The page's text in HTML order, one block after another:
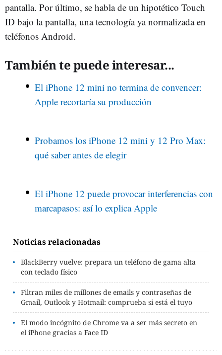
pantalla. Por último, se habla de un hipotético Touch
ID bajo la pantalla, una tecnología ya normalizada en
teléfonos Android.
También te puede interesar...
El iPhone 12 mini no termina de convencer:
Apple recortaría su producción
Probamos los iPhone 12 mini y 12 Pro Max:
qué saber antes de elegir
El iPhone 12 puede provocar interferencias con
marcapasos: así lo explica Apple
Noticias relacionadas
BlackBerry vuelve: prepara un teléfono de gama alta
con teclado físico
Filtran miles de millones de emails y contraseñas de
Gmail, Outlook y Hotmail: comprueba si está el tuyo
El modo incógnito de Chrome va a ser más secreto en
el iPhone gracias a Face ID